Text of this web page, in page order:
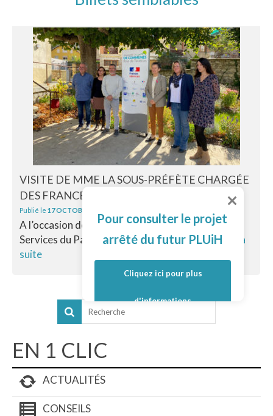
VISITE DE MME LA SOUS-PRÉFÈTE CHARGÉE
DES FRANCE-SERVICES
Publié le 17 OCTOBRE 2025
A l’occasion des « portes ouvertes de France
Services du Pays de Tarascon », Catherine...Lire la
suite
EN 1 CLIC
ACTUALITÉS
CONSEILS
Pour consulter le projet
arrêté du futur PLUiH
Cliquez ici pour plus
d'informations